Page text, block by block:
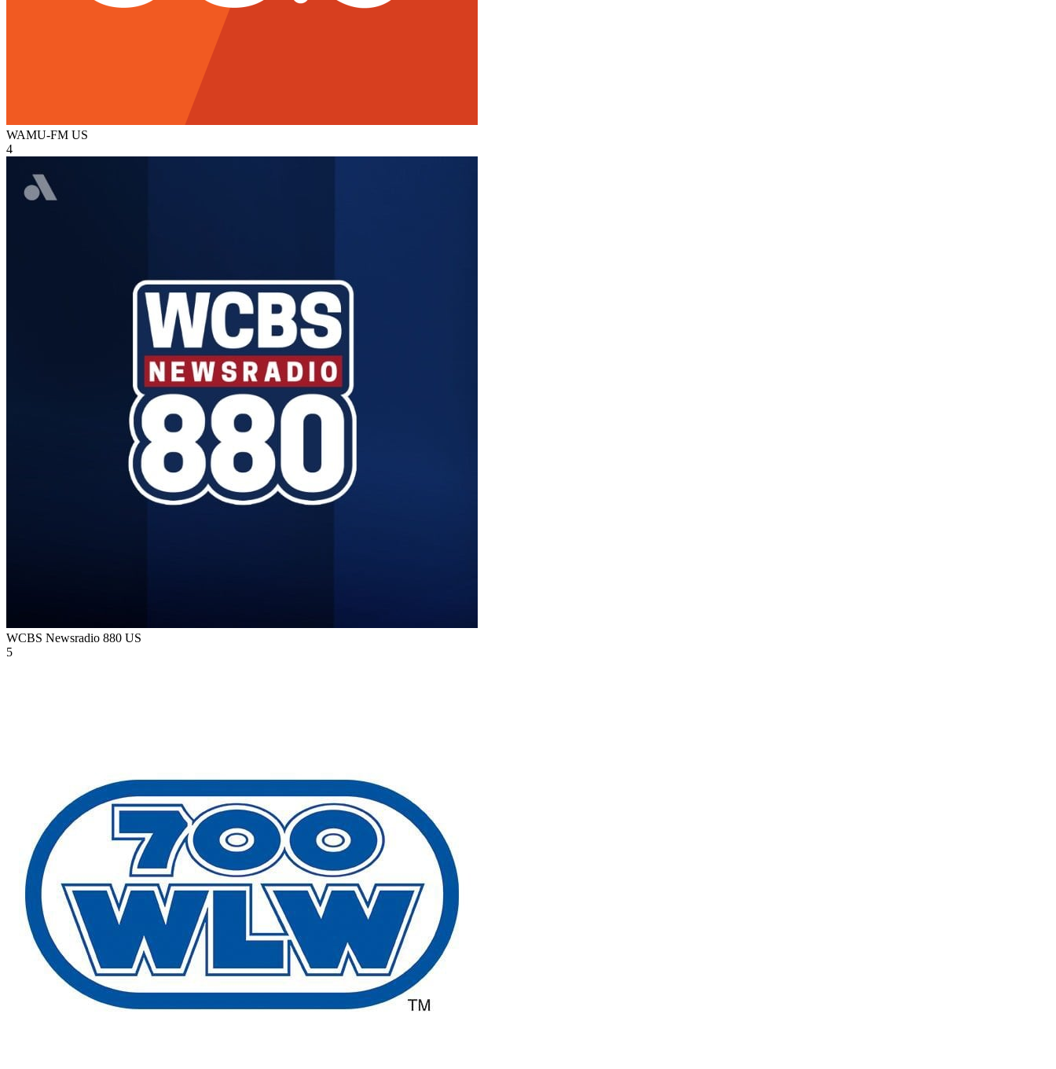
WAMU-FM US
4
WCBS Newsradio 880 US
5